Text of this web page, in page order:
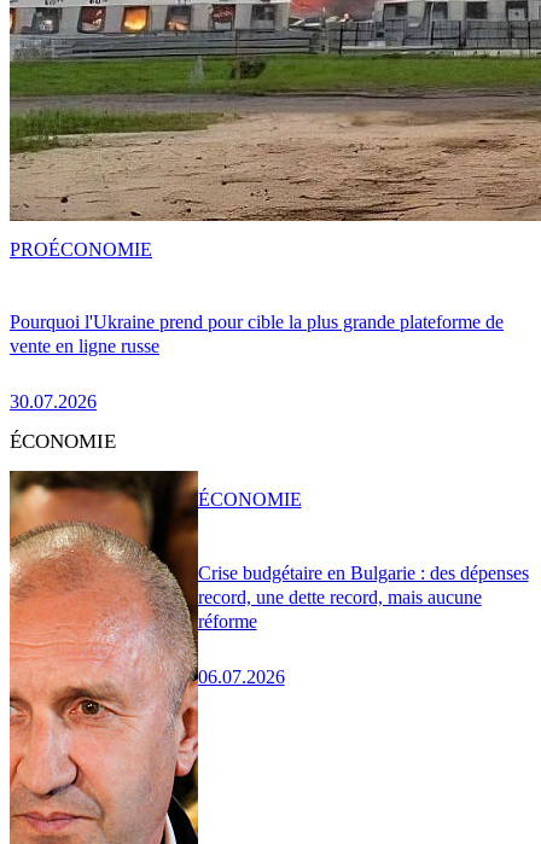
Pourquoi l'Ukraine prend pour cible la plus grande plateforme de
vente en ligne russe
30.07.2026
PROÉCONOMIE
ÉCONOMIE
Crise budgétaire en Bulgarie : des dépenses
record, une dette record, mais aucune
réforme
06.07.2026
ÉCONOMIE